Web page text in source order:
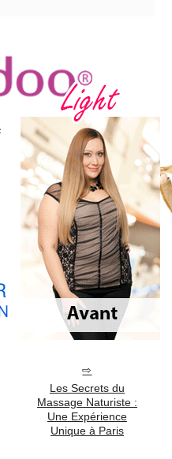
Les Secrets du
Massage Naturiste :
Une Expérience
Unique à Paris